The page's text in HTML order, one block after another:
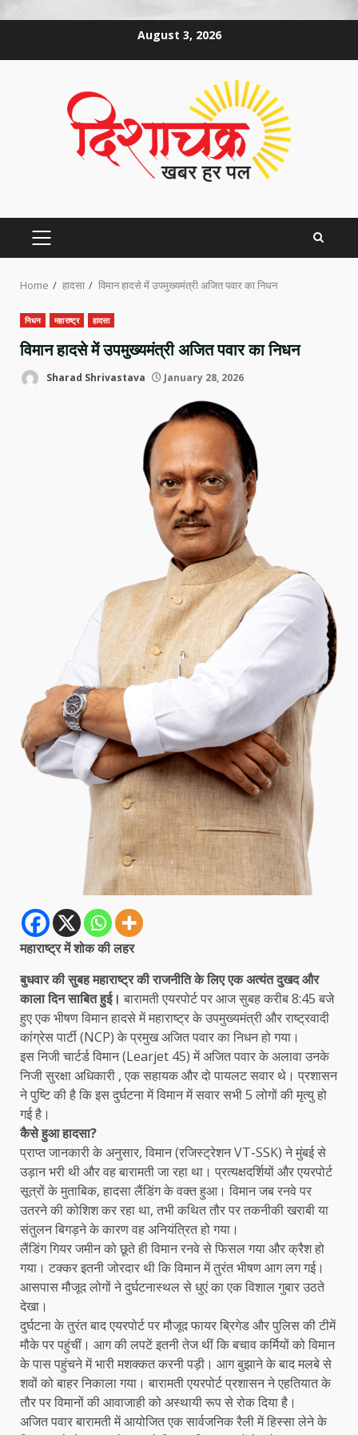
August 3, 2026
PRIMARY
Home हादसा विमान हादसे में उपमुख्यमंत्री अजित पवार का निधन
निधन महाराष्ट्र हादसा
विमान हादसे में उपमुख्यमंत्री अजित पवार का निधन
Sharad Shrivastava January 28, 2026
महाराष्ट्र में शोक की लहर
बुधवार की सुबह महाराष्ट्र की राजनीति के लिए एक अत्यंत दुखद और
काला दिन साबित हुई। बारामती एयरपोर्ट पर आज सुबह करीब 8:45 बजे
हुए एक भीषण विमान हादसे में महाराष्ट्र के उपमुख्यमंत्री और राष्ट्रवादी
कांग्रेस पार्टी (NCP) के प्रमुख अजित पवार का निधन हो गया।
इस निजी चार्टर्ड विमान (Learjet 45) में अजित पवार के अलावा उनके
निजी सुरक्षा अधिकारी , एक सहायक और दो पायलट सवार थे। प्रशासन
ने पुष्टि की है कि इस दुर्घटना में विमान में सवार सभी 5 लोगों की मृत्यु हो
गई है।
कैसे हुआ हादसा?
प्राप्त जानकारी के अनुसार, विमान (रजिस्ट्रेशन VT-SSK) ने मुंबई से
उड़ान भरी थी और वह बारामती जा रहा था। प्रत्यक्षदर्शियों और एयरपोर्ट
सूत्रों के मुताबिक, हादसा लैंडिंग के वक्त हुआ। विमान जब रनवे पर
उतरने की कोशिश कर रहा था, तभी कथित तौर पर तकनीकी खराबी या
संतुलन बिगड़ने के कारण वह अनियंत्रित हो गया।
लैंडिंग गियर जमीन को छूते ही विमान रनवे से फिसल गया और क्रैश हो
गया। टक्कर इतनी जोरदार थी कि विमान में तुरंत भीषण आग लग गई।
आसपास मौजूद लोगों ने दुर्घटनास्थल से धुएं का एक विशाल गुबार उठते
देखा।
दुर्घटना के तुरंत बाद एयरपोर्ट पर मौजूद फायर ब्रिगेड और पुलिस की टीमें
मौके पर पहुंचीं। आग की लपटें इतनी तेज थीं कि बचाव कर्मियों को विमान
के पास पहुंचने में भारी मशक्कत करनी पड़ी। आग बुझाने के बाद मलबे से
शवों को बाहर निकाला गया। बारामती एयरपोर्ट प्रशासन ने एहतियात के
तौर पर विमानों की आवाजाही को अस्थायी रूप से रोक दिया है।
अजित पवार बारामती में आयोजित एक सार्वजनिक रैली में हिस्सा लेने के